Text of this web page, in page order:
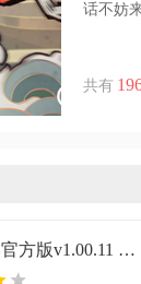
话不妨
共有
摇摆地牢官方版v1.00.11 安卓版